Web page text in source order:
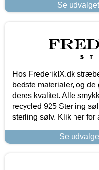
Se
Hos FrederikIX.dk
bedste materialer, og
deres kvalitet. Alle
recycled 925 Sterling
sterling sølv. Klik her for
Se